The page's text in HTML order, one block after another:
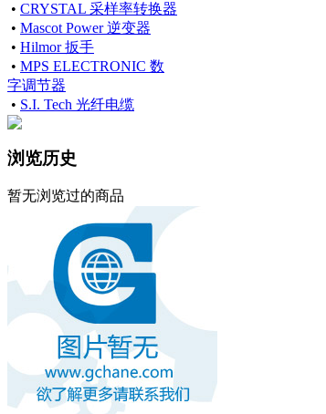
• CRYSTAL 采样率转换器
• Mascot Power 逆变器
• Hilmor 扳手
• MPS ELECTRONIC 数
字调节器
• S.I. Tech 光纤电缆
浏览历史
暂无浏览过的商品